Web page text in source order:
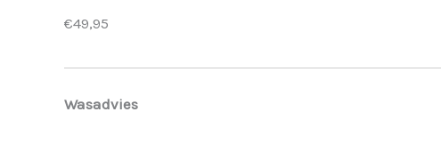
€49,95
Wasadvies